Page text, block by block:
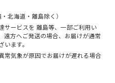
北海道・離島除く）
ービスを 離島等、一部ご利用い
遠方へご発送の場合、お届けが通常
ます。
気象が原因でお届けが遅れる場合